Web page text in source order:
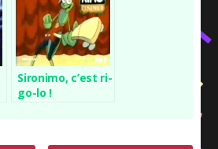
Sironimo, c’est ri-
go-lo !